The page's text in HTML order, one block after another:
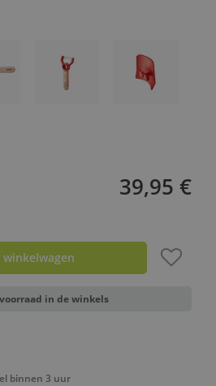
39,95 €
winkelwagen
in de winkels
binnen 3 uur